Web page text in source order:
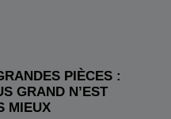
PIÈCES :
GRAND N’EST
MIEUX